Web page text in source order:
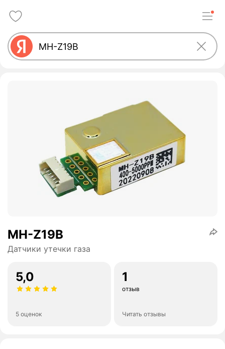
MH-Z19B
Датчики утечки газа
5,0
5 оценок
1
отзыв
Читать отзывы